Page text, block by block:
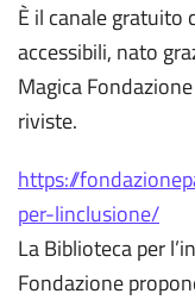
È il canale gratuito
accessibili, nato
Magica
riviste.
https://
per-linclusione/
La Biblioteca per
Fondazione